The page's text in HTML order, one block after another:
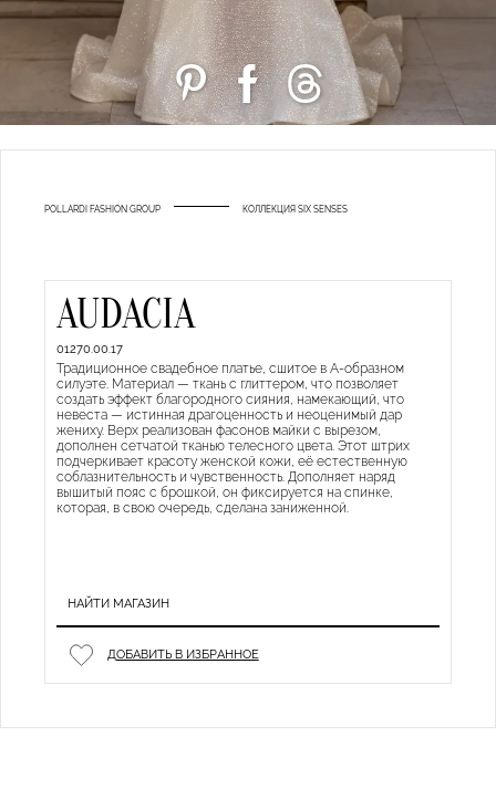
POLLARDI FASHION GROUP КОЛЛЕКЦИЯ SIX SENSES
AUDACIA
01270.00.17
Традиционное свадебное платье, сшитое в А-образном
силуэте. Материал — ткань с глиттером, что позволяет
создать эффект благородного сияния, намекающий, что
невеста — истинная драгоценность и неоценимый дар
жениху. Верх реализован фасонов майки с вырезом,
дополнен сетчатой тканью телесного цвета. Этот штрих
подчеркивает красоту женской кожи, её естественную
соблазнительность и чувственность. Дополняет наряд
вышитый пояс с брошкой, он фиксируется на спинке,
которая, в свою очередь, сделана заниженной.
НАЙТИ МАГАЗИН
ДОБАВИТЬ В ИЗБРАННОЕ